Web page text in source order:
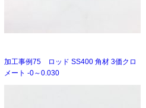
加工事例75 ロッド SS400 角材 3価クロ
メート -0～0.030